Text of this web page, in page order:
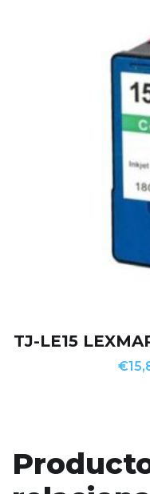
TJ-LE15
€